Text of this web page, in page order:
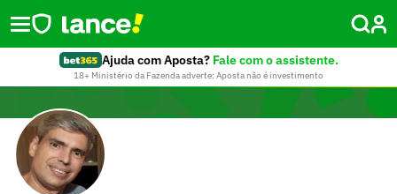
Ajuda com Aposta? Fale com o assistente.
18+ Ministério da Fazenda adverte: Aposta não é investimento